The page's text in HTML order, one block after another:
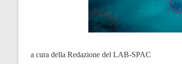
a cura della Redazione del LAB-SPAC